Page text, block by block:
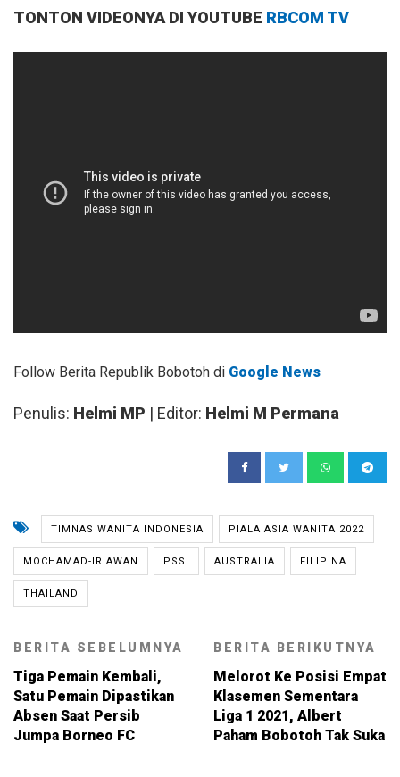
TONTON VIDEONYA DI YOUTUBE RBCOM TV
Follow Berita Republik Bobotoh di Google News
Penulis: Helmi MP | Editor: Helmi M Permana
TIMNAS WANITA INDONESIA PIALA ASIA WANITA 2022
MOCHAMAD-IRIAWAN PSSI AUSTRALIA FILIPINA
THAILAND
BERITA SEBELUMNYA
Tiga Pemain Kembali,
Satu Pemain Dipastikan
Absen Saat Persib
Jumpa Borneo FC
BERITA BERIKUTNYA
Melorot Ke Posisi Empat
Klasemen Sementara
Liga 1 2021, Albert
Paham Bobotoh Tak Suka